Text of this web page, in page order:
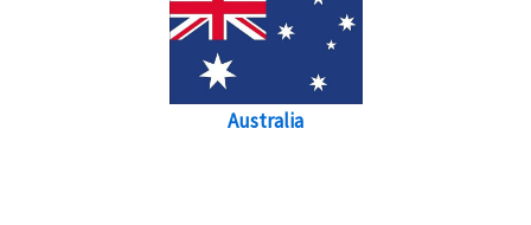
Australia